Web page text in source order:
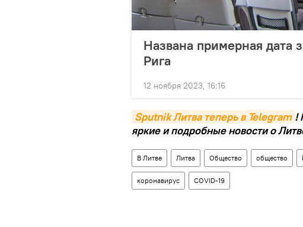
Названа примерная дата
Рига
12 ноября 2023, 16:16
Sputnik Литва теперь в Telegram !
яркие и подробные новости о
В Литве Литва Общество общество
коронавирус COVID-19